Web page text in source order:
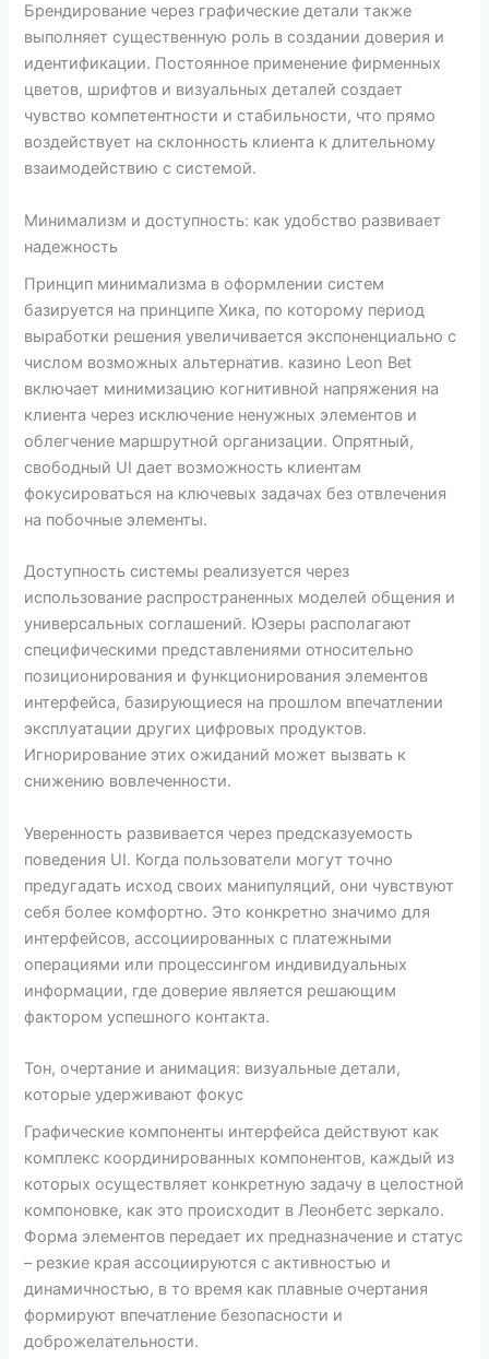
Брендирование через графические детали также
выполняет существенную роль в создании доверия и
идентификации. Постоянное применение фирменных
цветов, шрифтов и визуальных деталей создает
чувство компетентности и стабильности, что прямо
воздействует на склонность клиента к длительному
взаимодействию с системой.
Минимализм и доступность: как удобство развивает
надежность
Принцип минимализма в оформлении систем
базируется на принципе Хика, по которому период
выработки решения увеличивается экспоненциально с
числом возможных альтернатив. казино Leon Bet
включает минимизацию когнитивной напряжения на
клиента через исключение ненужных элементов и
облегчение маршрутной организации. Опрятный,
свободный UI дает возможность клиентам
фокусироваться на ключевых задачах без отвлечения
на побочные элементы.
Доступность системы реализуется через
использование распространенных моделей общения и
универсальных соглашений. Юзеры располагают
специфическими представлениями относительно
позиционирования и функционирования элементов
интерфейса, базирующиеся на прошлом впечатлении
эксплуатации других цифровых продуктов.
Игнорирование этих ожиданий может вызвать к
снижению вовлеченности.
Уверенность развивается через предсказуемость
поведения UI. Когда пользователи могут точно
предугадать исход своих манипуляций, они чувствуют
себя более комфортно. Это конкретно значимо для
интерфейсов, ассоциированных с платежными
операциями или процессингом индивидуальных
информации, где доверие является решающим
фактором успешного контакта.
Тон, очертание и анимация: визуальные детали,
которые удерживают фокус
Графические компоненты интерфейса действуют как
комплекс координированных компонентов, каждый из
которых осуществляет конкретную задачу в целостной
компоновке, как это происходит в Леонбетс зеркало.
Форма элементов передает их предназначение и статус
– резкие края ассоциируются с активностью и
динамичностью, в то время как плавные очертания
формируют впечатление безопасности и
доброжелательности.